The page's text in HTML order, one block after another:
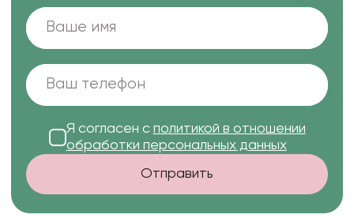
Я согласен с политикой в отношении
обработки персональных данных
Отправить